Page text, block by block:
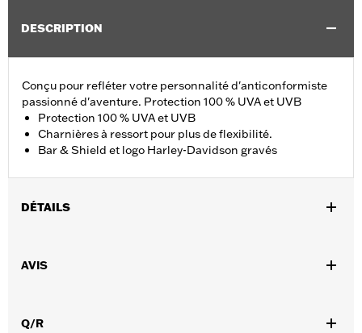
DESCRIPTION
Conçu pour refléter votre personnalité d'anticonformiste
passionné d'aventure. Protection 100 % UVA et UVB
Protection 100 % UVA et UVB
Charnières à ressort pour plus de flexibilité.
Bar & Shield et logo Harley-Davidson gravés
DÉTAILS
Caractéristiques fonctionnelles:
UVB
d.com/warranty
AVIS
Q/R